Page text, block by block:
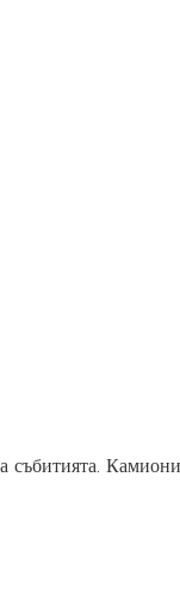
събитията.